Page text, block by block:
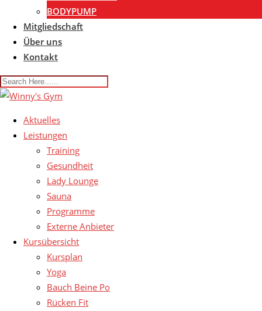
BODYPUMP
Mitgliedschaft
Über uns
Kontakt
Aktuelles
Leistungen
Training
Gesundheit
Lady Lounge
Sauna
Programme
Externe Anbieter
Kursübersicht
Kursplan
Yoga
Bauch Beine Po
Rücken Fit